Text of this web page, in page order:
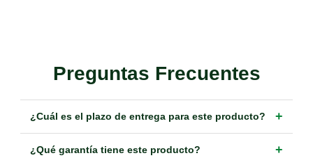
Preguntas Frecuentes
¿Cuál es el plazo de entrega para este producto? +
¿Qué garantía tiene este producto? +